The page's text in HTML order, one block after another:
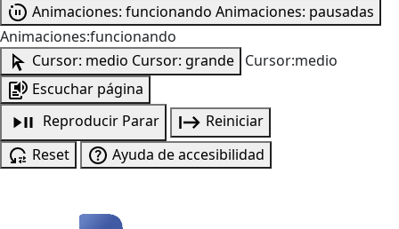
Animaciones: funcionando Animaciones: pausadas
Animaciones:funcionando
Cursor: medio Cursor: grande Cursor:medio
Escuchar página
Reproducir Parar
Reiniciar
Reset
Ayuda de accesibilidad